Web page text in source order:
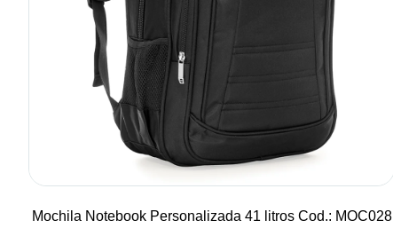
Mochila Notebook Personalizada 41 litros Cod.: MOC028